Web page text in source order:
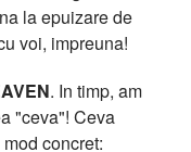
la epuizare de
voi, impreuna!
. In timp, am
"ceva"! Ceva
concret: